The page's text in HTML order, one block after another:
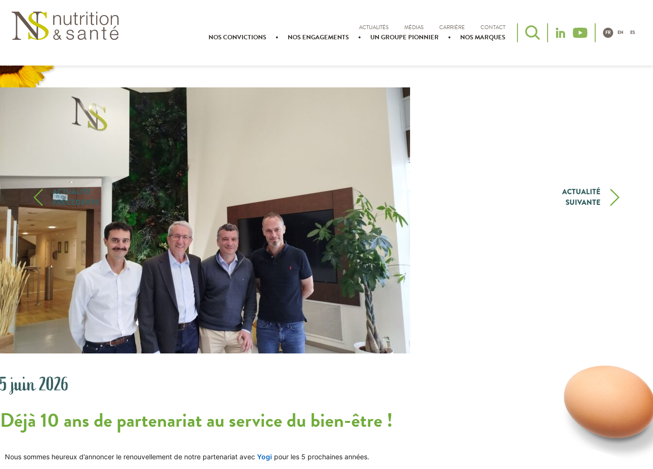
ACTUALITÉS MÉDIAS CARRIÈRE CONTACT
NOS CONVICTIONS NOS ENGAGEMENTS UN GROUPE PIONNIER NOS MARQUES FR EN ES
ACTUALITÉ
PRÉCÉDENTE
ACTUALITÉ
SUIVANTE
5 juin 2026
Déjà 10 ans de partenariat au service du bien-être ! ​
Nous sommes heureux d’annoncer le renouvellement de notre partenariat avec Yogi pour les 5 prochaines années.